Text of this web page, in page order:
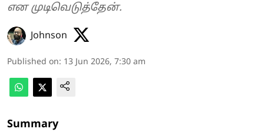
என முடிவெடுத்தேன்.
Johnson
Published on: 13 Jun 2026, 7:30 am
Summary